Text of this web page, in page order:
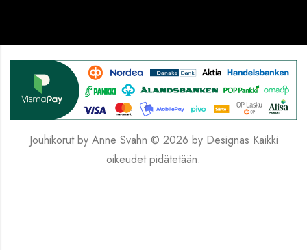
Jouhikorut by Anne Svahn © 2026 by Designas Kaikki
oikeudet pidätetään.